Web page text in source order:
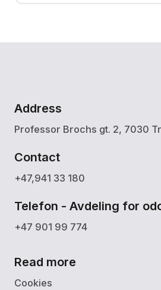
Address
Professor Brochs gt. 2, 7030
Contact
+47,941 33 180
Telefon - Avdeling for
+47 901 99 774
Read more
Cookies